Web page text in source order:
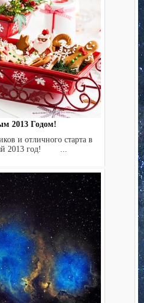
2013 Годом!
и отличного старта в
2013 год! ...